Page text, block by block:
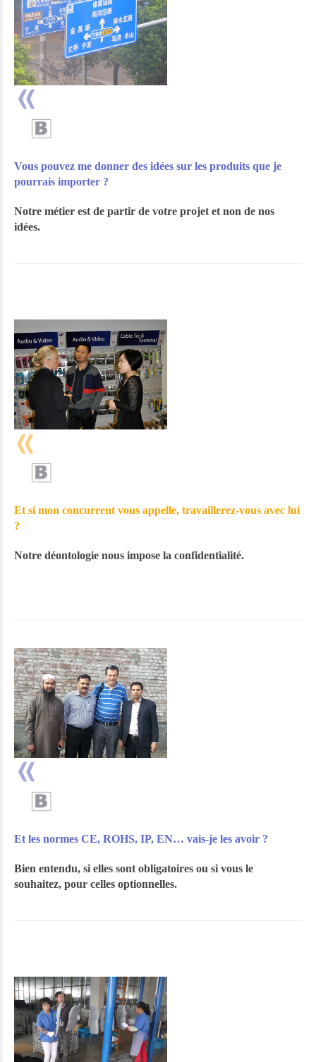
Vous pouvez me donner des idées sur les produits que je
pourrais importer ?
Notre métier est de partir de votre projet et non de nos
idées.
Et si mon concurrent vous appelle, travaillerez-vous avec lui
?
Notre déontologie nous impose la confidentialité.
Et les normes CE, ROHS, IP, EN… vais-je les avoir ?
Bien entendu, si elles sont obligatoires ou si vous le
souhaitez, pour celles optionnelles.